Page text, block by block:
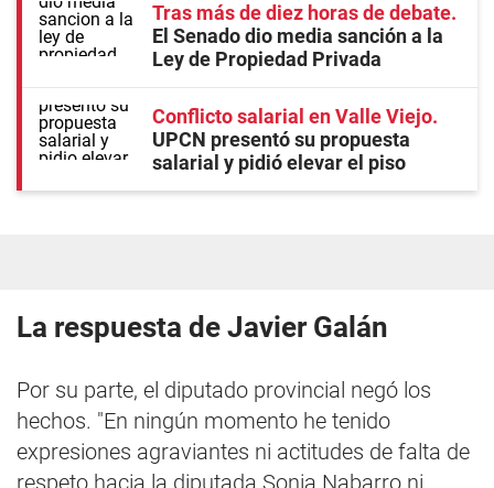
Tras más de diez horas de debate
El Senado dio media sanción a la
Ley de Propiedad Privada
Conflicto salarial en Valle Viejo
UPCN presentó su propuesta
salarial y pidió elevar el piso
La respuesta de Javier Galán
Por su parte, el diputado provincial negó los
hechos. "En ningún momento he tenido
expresiones agraviantes ni actitudes de falta de